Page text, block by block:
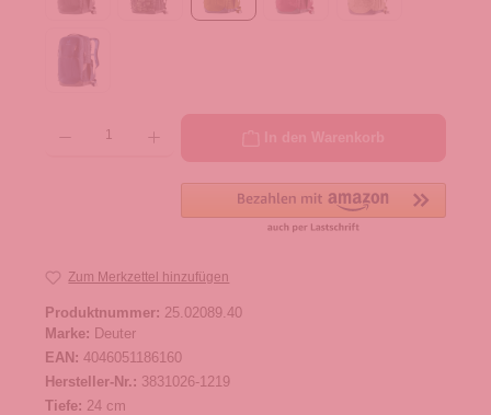
Zum Merkzettel hinzufügen
Produktnummer: 25.02089.40
Marke: Deuter
EAN: 4046051186160
Hersteller-Nr.: 3831026-1219
Tiefe: 24 cm